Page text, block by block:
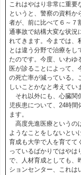
これはやはり非常に重要
というと、警察の資料か
者が、前に比べて６～７
通事故で結構大変な状況
れてきます。今までは、
とは違う分野で治療をし
たのです。今度、いわゆ
医が診ることによって、
の死亡率が減っている。
しいことかなと考えてい
それ以外にも、心臓関
児疾患について、24時間
ます。
高度先進医療というの
ようなことをしないとい
育成も大学で人を育てて
っているばかりではやは
で、人材育成としても、
ションセンター、これは